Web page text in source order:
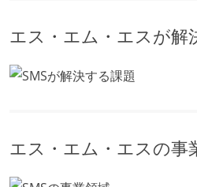
エス・エム・エスが解
エス・エム・エスの事